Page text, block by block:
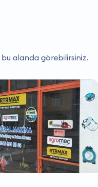
bu alanda görebilirsiniz.